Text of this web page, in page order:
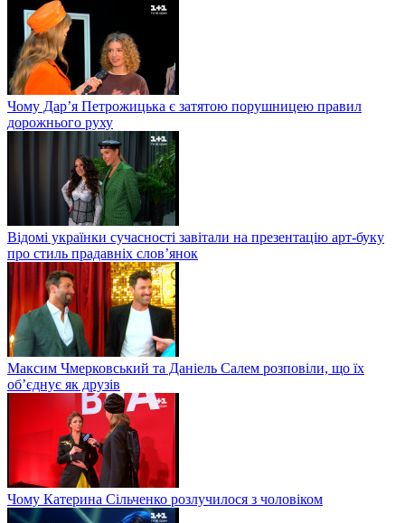
Чому Дар’я Петрожицька є затятою порушницею правил
дорожнього руху
Відомі українки сучасності завітали на презентацію арт-буку
про стиль прадавніх слов’янок
Максим Чмерковський та Даніель Салем розповіли, що їх
об’єднує як друзів
Чому Катерина Сільченко розлучилося з чоловіком